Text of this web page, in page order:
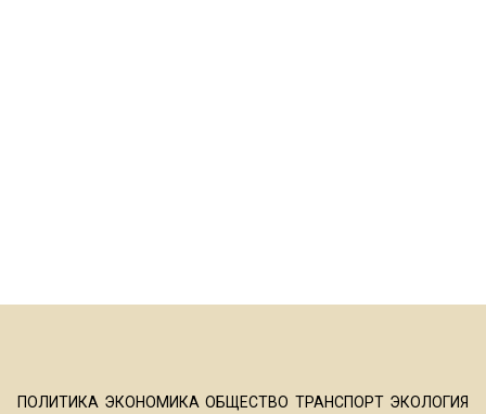
ПОЛИТИКА ЭКОНОМИКА ОБЩЕСТВО ТРАНСПОРТ ЭКОЛОГИЯ